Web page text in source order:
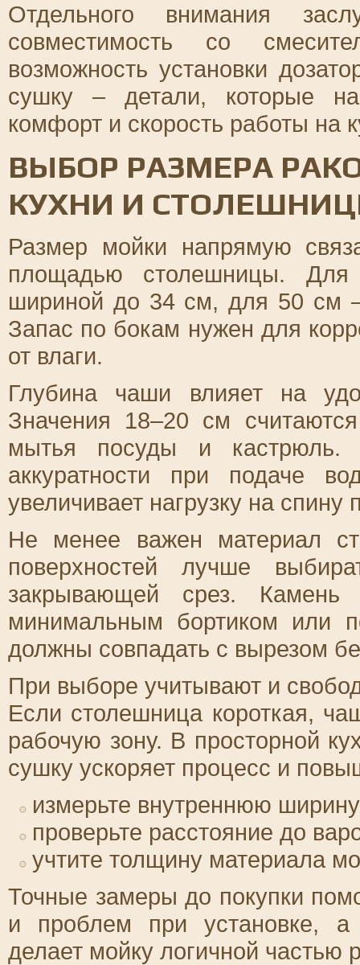
Отдельного внимания
совместимость со
возможность установки
сушку – детали, которые
комфорт и скорость работы на
ВЫБОР РАЗМЕРА
КУХНИ И
Размер мойки напрямую
площадью столешницы.
шириной до 34 см, для 50 см
Запас по бокам нужен для
от влаги.
Глубина чаши влияет на
Значения 18–20 см
мытья посуды и кастрюль.
аккуратности при подаче
увеличивает нагрузку на спину
Не менее важен материал
поверхностей лучше
закрывающей срез.
минимальным бортиком или
должны совпадать с вырезом
При выборе учитывают и
Если столешница короткая,
рабочую зону. В просторной
сушку ускоряет процесс и
измерьте внутреннюю
проверьте расстояние до
учтите толщину материала
Точные замеры до покупки
и проблем при установке, а
делает мойку логичной частью